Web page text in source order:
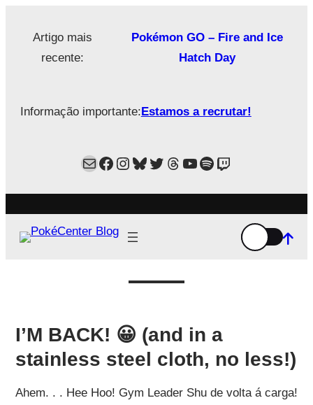
Artigo mais
recente:
Pokémon GO – Fire and Ice
Hatch Day
Informação importante:Estamos a recrutar!
MailFacebook
Instagram
Bluesky
Twitter
Estamos no Threads!
YouTube
Spotify
Twitch
I’M BACK! 😀 (and in a
stainless steel cloth, no less!)
Ahem. . . Hee Hoo! Gym Leader Shu de volta á carga!